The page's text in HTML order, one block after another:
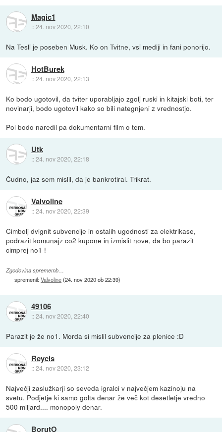
Magic1
::24. nov 2020, 22:10
Na Tesli je poseben Musk. Ko on Tvitne, vsi mediji in fani ponorijo.
HotBurek
::24. nov 2020, 22:13
Ko bodo ugotovil, da tviter uporabljajo zgolj ruski in kitajski boti, ter
novinarji, bodo ugotovil kako so bili nategnjeni z vrednostjo.
Pol bodo naredil pa dokumentarni film o tem.
Utk
::24. nov 2020, 22:18
Čudno, jaz sem mislil, da je bankrotiral. Trikrat.
Valvoline
::24. nov 2020, 22:39
Cimbolj dvignit subvencije in ostalih ugodnosti za elektrikase,
podrazit komunajz co2 kupone in izmislit nove, da bo parazit
cimprej no1 !
Zgodovina sprememb…
spremenil:Valvoline(24. nov 2020 ob 22:39)
49106
::24. nov 2020, 22:40
Parazit je že no1. Morda si mislil subvencije za plenice :D
Reycis
::24. nov 2020, 23:12
Največji zaslužkarji so seveda igralci v največjem kazinoju na
svetu. Podjetje ki samo golta denar že več kot desetletje vredno
500 miljard.... monopoly denar.
BorutO